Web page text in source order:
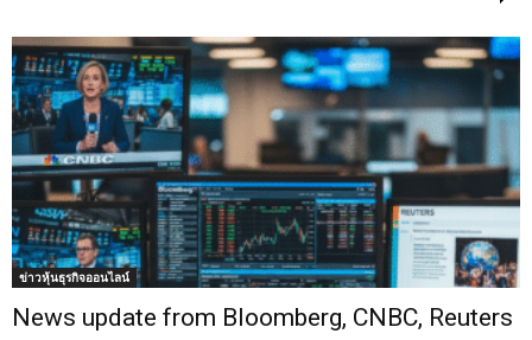
ข่าวหุ้นธุรกิจออนไลน์
News update from Bloomberg, CNBC, Reuters